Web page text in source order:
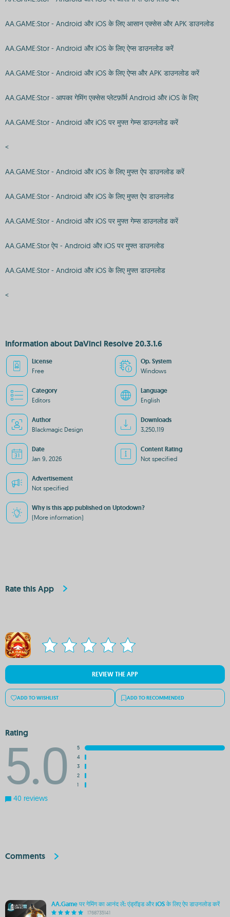
AA.GAME:Stor - Android और iOS के लिए आसान एक्सेस और APK डाउनलोड
AA.GAME:Stor - Android और iOS के लिए ऐप्स डाउनलोड करें
AA.GAME:Stor - Android और iOS के लिए ऐप्स और APK डाउनलोड करें
AA.GAME:Stor - आपका गेमिंग एक्सेस प्लेटफ़ॉर्म Android और iOS के लिए
AA.GAME:Stor - Android और iOS पर मुफ्त गेम्स डाउनलोड करें
<
AA.GAME:Stor - Android और iOS के लिए मुफ्त ऐप डाउनलोड करें
AA.GAME:Stor - Android और iOS के लिए मुफ्त ऐप डाउनलोड
AA.GAME:Stor - Android और iOS पर मुफ्त गेम्स डाउनलोड करें
AA.GAME:Stor ऐप - Android और iOS पर मुफ्त डाउनलोड
AA.GAME:Stor - Android और iOS के लिए मुफ्त डाउनलोड
<
Information about DaVinci Resolve 20.3.1.6
License
Free
Op. System
Windows
Category
Editors
Language
English
Author
Blackmagic Design
Downloads
3,250,119
Date
Jan 9, 2026
Content Rating
Not specified
Advertisement
Not specified
Why is this app published on Uptodown?
(More information)
Rate this App
REVIEW THE APP
ADD TO WISHLIST ADD TO RECOMMENDED
Rating
5.0
5
4
3
2
1
40 reviews
Comments
AA.Game पर गेमिंग का आनंद लें: एंड्रॉइड और iOS के लिए ऐप डाउनलोड करें
1768735141